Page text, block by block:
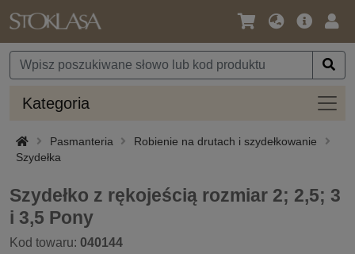
Język
Waluta
Oferta
Kategoria
Pasmanteria
Robienie na drutach i szydełkowanie
Szydełka
Szydełko z rękojeścią rozmiar 2; 2,5; 3
i 3,5 Pony
Kod towaru: 040144